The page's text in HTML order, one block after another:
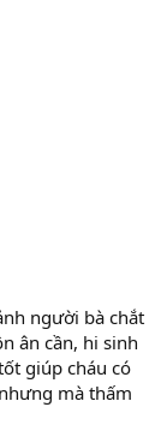
người bà chắt
ân cần, hi sinh
giúp cháu có
mà thấm